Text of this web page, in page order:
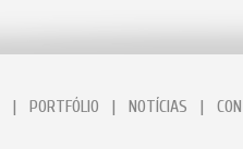
| PORTFÓLIO | NOTÍCIAS |